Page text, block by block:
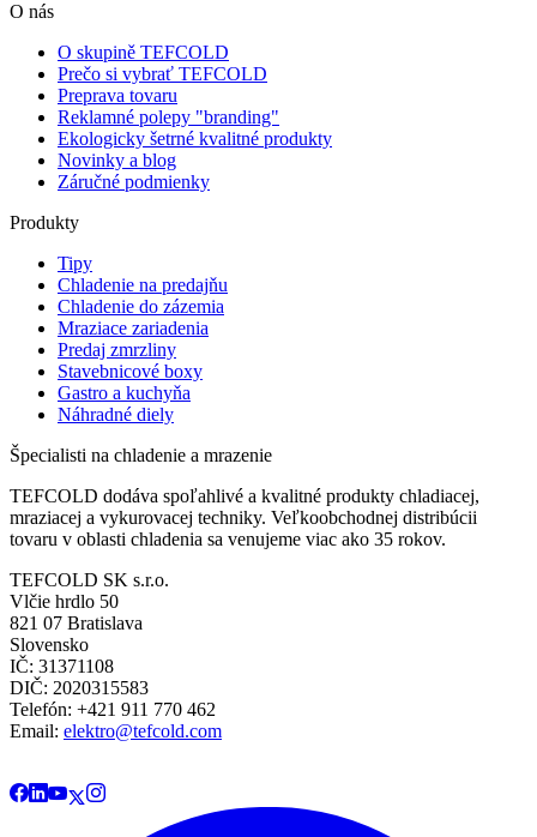
O nás
O skupině TEFCOLD
Prečo si vybrať TEFCOLD
Preprava tovaru
Reklamné polepy "branding"
Ekologicky šetrné kvalitné produkty
Novinky a blog
Záručné podmienky
Produkty
Tipy
Chladenie na predajňu
Chladenie do zázemia
Mraziace zariadenia
Predaj zmrzliny
Stavebnicové boxy
Gastro a kuchyňa
Náhradné diely
Špecialisti na chladenie a mrazenie
TEFCOLD dodáva spoľahlivé a kvalitné produkty chladiacej,
mraziacej a vykurovacej techniky. Veľkoobchodnej distribúcii
tovaru v oblasti chladenia sa venujeme viac ako 35 rokov.
TEFCOLD SK s.r.o.
Vlčie hrdlo 50
821 07 Bratislava
Slovensko
IČ: 31371108
DIČ: 2020315583
Telefón: +421 911 770 462
Email: elektro@tefcold.com